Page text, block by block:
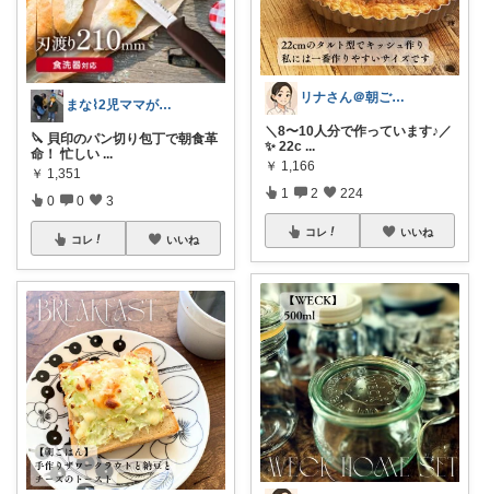
まな⌇2児ママが目指すゆとりある暮らし
🔪 貝印のパン切り包丁で朝食革
命！ 忙しい ...
￥ 1,351
0 0 3
コレ いいね
リナさん＠朝ごはん充実life🌿🕊️
＼8〜10人分で作っています♪／
✨ 22c ...
￥ 1,166
1 2 224
コレ いいね